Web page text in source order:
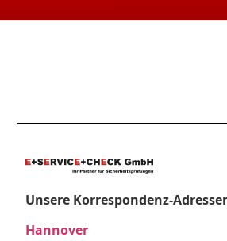
Unsere Korrespondenz-
Hannover